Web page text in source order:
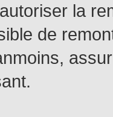
la
de